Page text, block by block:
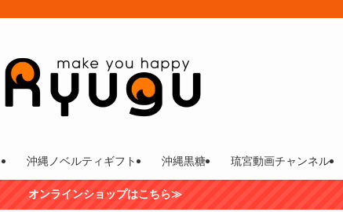
沖縄ノベルティギフト 沖縄黒糖 琉宮動画チャンネル
オンラインショップはこちら≫